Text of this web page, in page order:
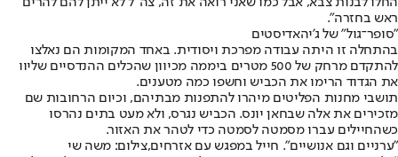
ראש בחזרה".
"סופר־גול" של ג'יהאדיסטים
בהתחלה זו היתה עבודה מפרכת ויסודית. באחד המקומות הם נאלצו
להתקדם מרחק של 500 מטרים ביממה מכיוון שהכלים ההנדסיים שליוו
את הגדוד הרימו את הכביש וחשפו כמה מטענים.
תושבי מחנות הפליטים מיהרו להתפנות מבתיהם, וכיום הרחובות שם
מזכירים את אלה שבחאן יונס. הכביש נגרס, ולא מעט בתים נהרסו
כשהחיילים עברו מסמטה לסמטה כדי לטהר את האזור.
"ערניים וגם אנושיים". חייל במפגש עם אזרחים,צילום: משה שי